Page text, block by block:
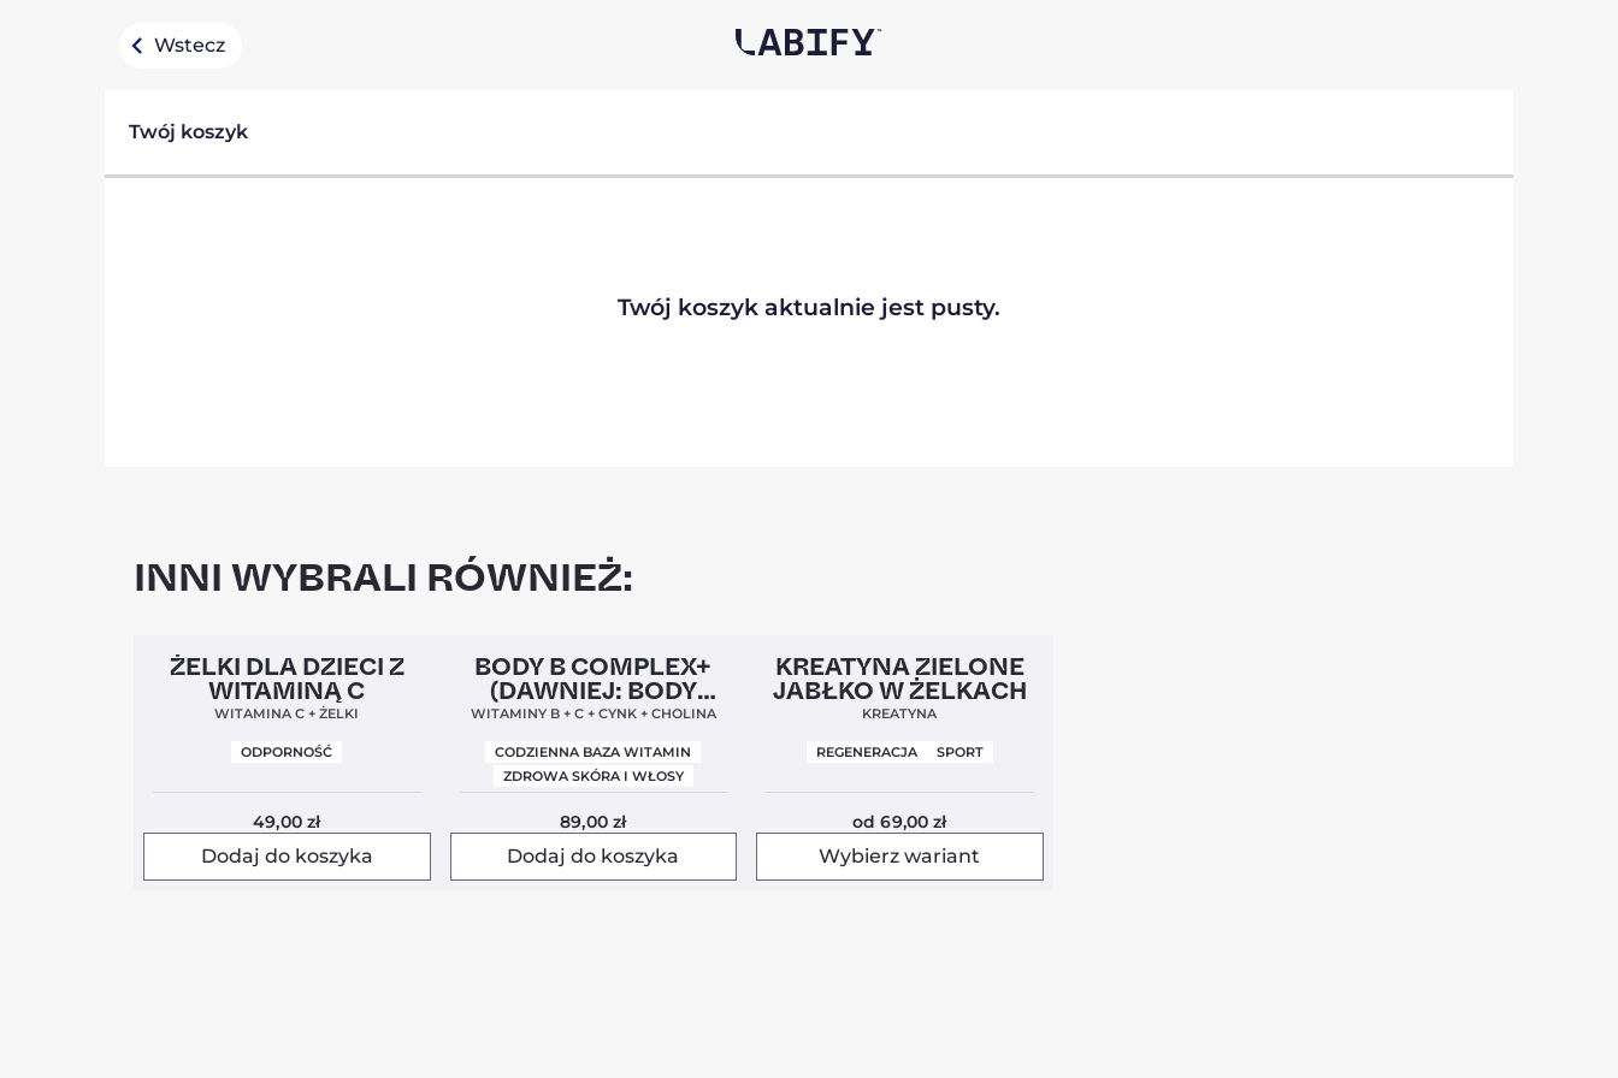
Wstecz
Twój koszyk
Twój koszyk aktualnie jest pusty.
INNI WYBRALI RÓWNIEŻ:
Clean Label 5,0
ŻELKI DLA DZIECI Z
WITAMINĄ C
WITAMINA C + ŻELKI
ODPORNOŚĆ
49,00zł
Dodaj do koszyka
Clean Label Nowa Formuła
BODY B COMPLEX+
(DAWNIEJ: BODY
BALANCE)
WITAMINY B + C + CYNK + CHOLINA
CODZIENNA BAZA WITAMIN
ZDROWA SKÓRA I WŁOSY
89,00zł
Dodaj do koszyka
Nowość 4,5
KREATYNA ZIELONE
JABŁKO W ŻELKACH
KREATYNA
REGENERACJA SPORT
od 69,00zł
Wybierz wariant